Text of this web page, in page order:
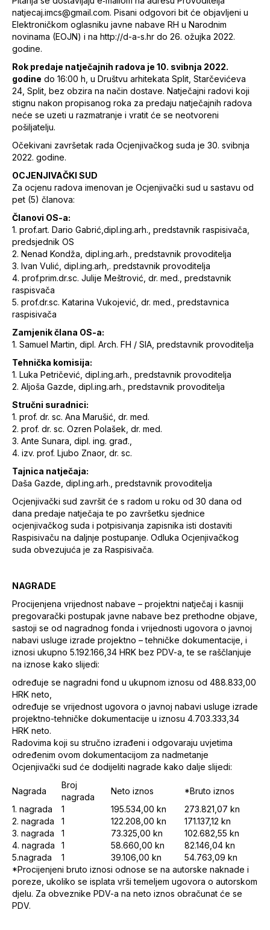
natjecaj.imcs@gmail.com. Pisani odgovori bit će objavljeni u
Elektroničkom oglasniku javne nabave RH u Narodnim
novinama (EOJN) i na http://d-a-s.hr do 26. ožujka 2022.
godine.
Rok predaje natječajnih radova je 10. svibnja 2022.
godine do 16:00 h, u Društvu arhitekata Split, Starčevićeva
24, Split, bez obzira na način dostave. Natječajni radovi koji
stignu nakon propisanog roka za predaju natječajnih radova
neće se uzeti u razmatranje i vratit će se neotvoreni
pošiljatelju.
Očekivani završetak rada Ocjenjivačkog suda je 30. svibnja
2022. godine.
OCJENJIVAČKI SUD
Za ocjenu radova imenovan je Ocjenjivački sud u sastavu od
pet (5) članova:
Članovi OS-a:
1. prof.art. Dario Gabrić,dipl.ing.arh., predstavnik raspisivača,
predsjednik OS
2. Nenad Kondža, dipl.ing.arh., predstavnik provoditelja
3. Ivan Vulić, dipl.ing.arh,. predstavnik provoditelja
4. prof.prim.dr.sc. Julije Meštrović, dr. med., predstavnik
raspisvača
5. prof.dr.sc. Katarina Vukojević, dr. med., predstavnica
raspisivača
Zamjenik člana OS-a:
1. Samuel Martin, dipl. Arch. FH / SIA, predstavnik provoditelja
Tehnička komisija:
1. Luka Petričević, dipl.ing.arh., predstavnik provoditelja
2. Aljoša Gazde, dipl.ing.arh., predstavnik provoditelja
Stručni suradnici:
1. prof. dr. sc. Ana Marušić, dr. med.
2. prof. dr. sc. Ozren Polašek, dr. med.
3. Ante Sunara, dipl. ing. građ.,
4. izv. prof. Ljubo Znaor, dr. sc.
Tajnica natječaja:
Daša Gazde, dipl.ing.arh., predstavnik provoditelja
Ocjenjivački sud završit će s radom u roku od 30 dana od
dana predaje natječaja te po završetku sjednice
ocjenjivačkog suda i potpisivanja zapisnika isti dostaviti
Raspisivaču na daljnje postupanje. Odluka Ocjenjivačkog
suda obvezujuća je za Raspisivača.
NAGRADE
Procijenjena vrijednost nabave – projektni natječaj i kasniji
pregovarački postupak javne nabave bez prethodne objave,
sastoji se od nagradnog fonda i vrijednosti ugovora o javnoj
nabavi usluge izrade projektno – tehničke dokumentacije, i
iznosi ukupno 5.192.166,34 HRK bez PDV-a, te se raščlanjuje
na iznose kako slijedi:
određuje se nagradni fond u ukupnom iznosu od 488.833,00
HRK neto,
određuje se vrijednost ugovora o javnoj nabavi usluge izrade
projektno-tehničke dokumentacije u iznosu 4.703.333,34
HRK neto.
Radovima koji su stručno izrađeni i odgovaraju uvjetima
određenim ovom dokumentacijom za nadmetanje
Ocjenjivački sud će dodijeliti nagrade kako dalje slijedi:
Nagrada
Broj
nagrada
Neto iznos
*Bruto iznos
1. nagrada
1 195.534,00 kn
273.821,07 kn
2. nagrada
1 122.208,00 kn
171.137,12 kn
3. nagrada
1 73.325,00 kn
102.682,55 kn
4. nagrada
1 58.660,00 kn
82.146,04 kn
5.nagrada
1 39.106,00 kn
54.763,09 kn
*Procijenjeni bruto iznosi odnose se na autorske naknade i
poreze, ukoliko se isplata vrši temeljem ugovora o autorskom
djelu. Za obveznike PDV-a na neto iznos obračunat će se
PDV.